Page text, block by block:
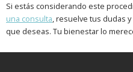
Si estás considerando este
una consulta, resuelve tus dudas
que deseas. Tu bienestar lo